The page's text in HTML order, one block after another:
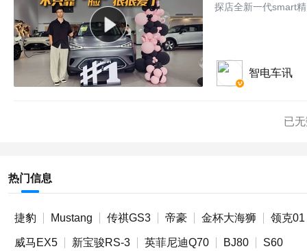
探店全新一代smart
智电车讯
已
热门信息
捷豹 Mustang 传祺GS3 帝豪 金杯大海狮 领克01
威马EX5 新宝骏RS-3 英菲尼迪Q70 BJ80 S60